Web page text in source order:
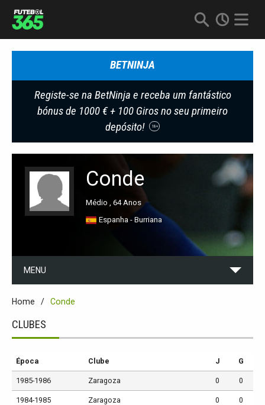
BETNINJA
Registe-se na BetNinja e receba um fantástico
bónus de 1000 € + 100 Giros no seu primeiro
depósito!
18+
Conde
Médio , 64 Anos
Espanha - Burriana
MENU
Home Conde
CLUBES
Época Clube J G
1985-1986 Zaragoza 0 0
1984-1985 Zaragoza 0 0